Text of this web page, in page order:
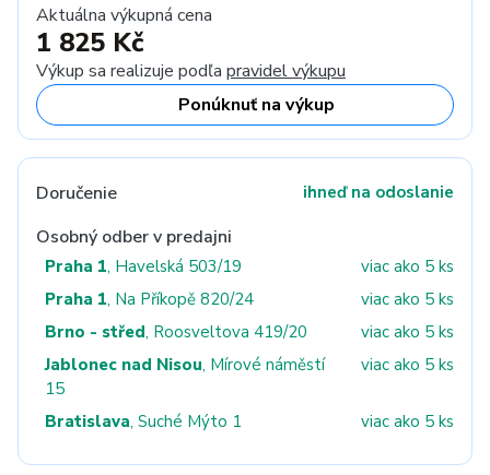
Aktuálna výkupná cena
1 825 Kč
Výkup sa realizuje podľa pravidel výkupu
Ponúknuť na výkup
Doručenie ihneď na odoslanie
Osobný odber v predajni
Praha 1, Havelská 503/19
viac ako 5 ks
Praha 1, Na Příkopě 820/24
viac ako 5 ks
Brno - střed, Roosveltova 419/20
viac ako 5 ks
Jablonec nad Nisou, Mírové náměstí
15
viac ako 5 ks
Bratislava, Suché Mýto 1 viac ako 5 ks